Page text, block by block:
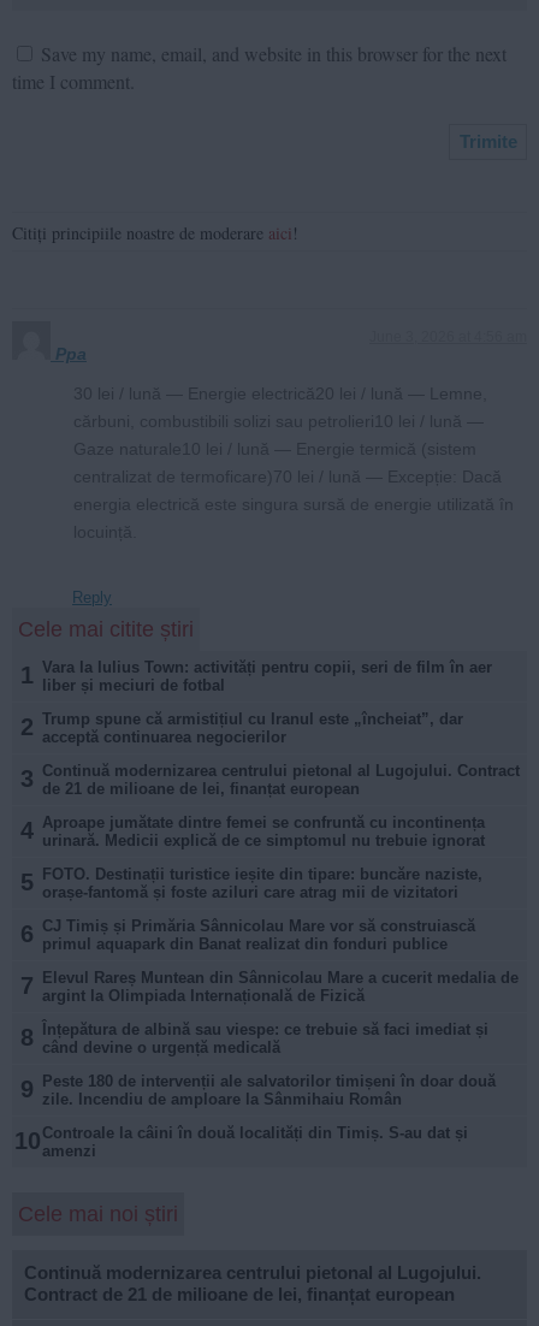
Save my name, email, and website in this browser for the next
time I comment.
Citiți principiile noastre de moderare aici !
Ppa
Reply
Cele mai citite știri
1 Vara la Iulius Town: activități pentru copii, seri de film în aer
liber și meciuri de fotbal
2 Trump spune că armistițiul cu Iranul este „încheiat”, dar
acceptă continuarea negocierilor
3 Continuă modernizarea centrului pietonal al Lugojului. Contract
de 21 de milioane de lei, finanțat european
4 Aproape jumătate dintre femei se confruntă cu incontinența
urinară. Medicii explică de ce simptomul nu trebuie ignorat
5
FOTO. Destinații turistice ieșite din tipare: buncăre naziste,
orașe-fantomă și foste aziluri care atrag mii de vizitatori
6 CJ Timiș și Primăria Sânnicolau Mare vor să construiască
primul aquapark din Banat realizat din fonduri publice
7
Elevul Rareș Muntean din Sânnicolau Mare a cucerit medalia de
argint la Olimpiada Internațională de Fizică
8
Înțepătura de albină sau viespe: ce trebuie să faci imediat și
când devine o urgență medicală
9
Peste 180 de intervenții ale salvatorilor timișeni în doar două
zile. Incendiu de amploare la Sânmihaiu Român
10 Controale la câini în două localități din Timiș. S-au dat și
amenzi
Cele mai noi știri
Continuă modernizarea centrului pietonal al Lugojului.
Contract de 21 de milioane de lei, finanțat european